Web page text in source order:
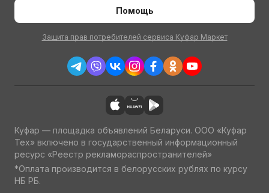
Помощь
Защита прав потребителей сервиса Куфар Маркет
Куфар — площадка объявлений Беларуси. ООО «Куфар
Тех» включено в государственный информационный
ресурс «Реестр рекламораспространителей»
*Оплата производится в белорусских рублях по курсу
НБ РБ.